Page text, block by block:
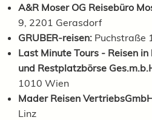
A&R Moser OG Reisebüro
9, 2201 Gerasdorf
GRUBER-reisen: Puchstraße
Last Minute Tours - Reisen
und Restplatzbörse
1010 Wien
Mader Reisen
Linz